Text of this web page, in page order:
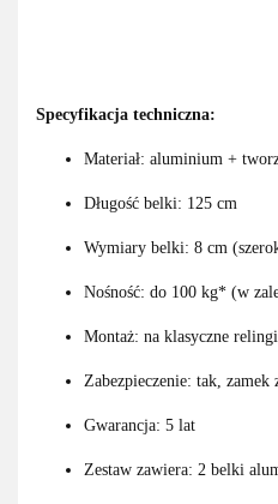
Specyfikacja techniczna:
Materiał: aluminium +
Długość belki: 125 cm
Wymiary belki: 8 cm
Nośność: do 100 kg* (w
Montaż: na klasyczne
Zabezpieczenie: tak, zamek
Gwarancja: 5 lat
Zestaw zawiera: 2 belki